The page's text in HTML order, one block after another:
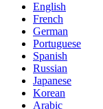
English
French
German
Portuguese
Spanish
Russian
Japanese
Korean
Arabic